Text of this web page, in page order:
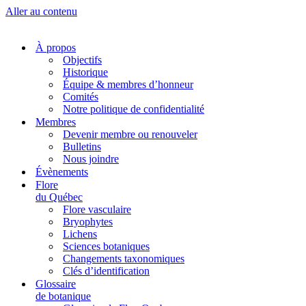
Aller au contenu
À propos
Objectifs
Historique
Équipe & membres d’honneur
Comités
Notre politique de confidentialité
Membres
Devenir membre ou renouveler
Bulletins
Nous joindre
Évènements
Flore
du Québec
Flore vasculaire
Bryophytes
Lichens
Sciences botaniques
Changements taxonomiques
Clés d’identification
Glossaire
de botanique